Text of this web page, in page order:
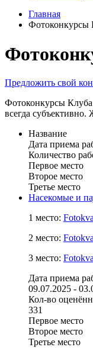
Главная
Фотоконкурсы
Предложить свой
Фотоконкурсы Клуба
всегда
Название
Дата приема
Количество
Первое место
Второе место
Третье место
Насекомые и
1 место:
2 место:
3 место:
Дата приема
09.07.2025 -
Кол-во
331
Первое место
Второе место
Третье место